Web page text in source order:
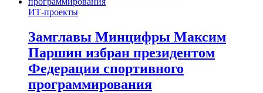
ИТ-проекты
Замглавы Минцифры Максим
Паршин избран президентом
Федерации спортивного
программирования